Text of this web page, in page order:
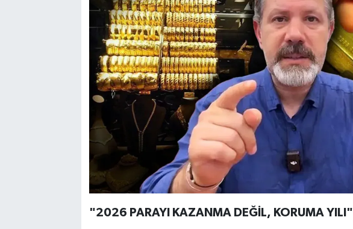
"2026 PARAYI KAZANMA DEĞİL, KORUMA YILI"